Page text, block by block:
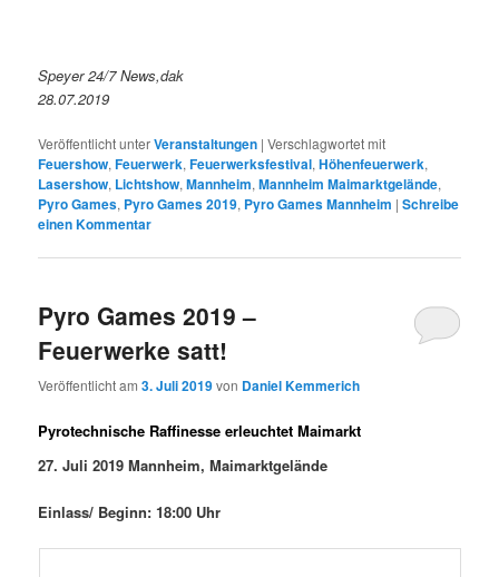
Speyer 24/7 News,dak
28.07.2019
Veröffentlicht unterVeranstaltungen |Verschlagwortet mit
Feuershow,Feuerwerk,Feuerwerksfestival,Höhenfeuerwerk,
Lasershow, Lichtshow,Mannheim,Mannheim Maimarktgelände,
Pyro Games, Pyro Games 2019, Pyro Games Mannheim |Schreibe
einen Kommentar
Pyro Games 2019 –
Feuerwerke satt!
Veröffentlicht am3. Juli 2019von Daniel Kemmerich
Pyrotechnische Raffinesse erleuchtet Maimarkt
27. Juli 2019 Mannheim, Maimarktgelände
Einlass/ Beginn: 18:00 Uhr